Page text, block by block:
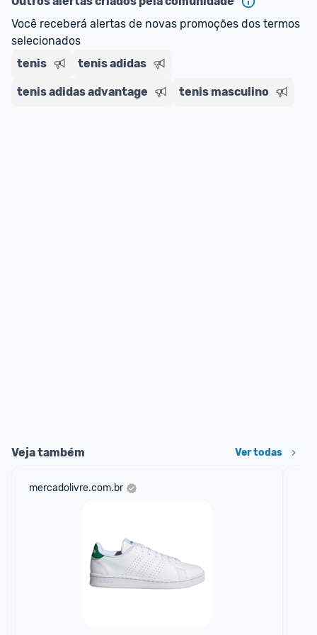
Entrega Expressa: A partir de 2 dias úteis.*
*Confira aqui
Você receberá alertas de novas promoções dos termos
selecionados
tenis
tenis adidas
tenis adidas advantage tenis masculino
Veja também Ver todas
mercadolivre.com.br